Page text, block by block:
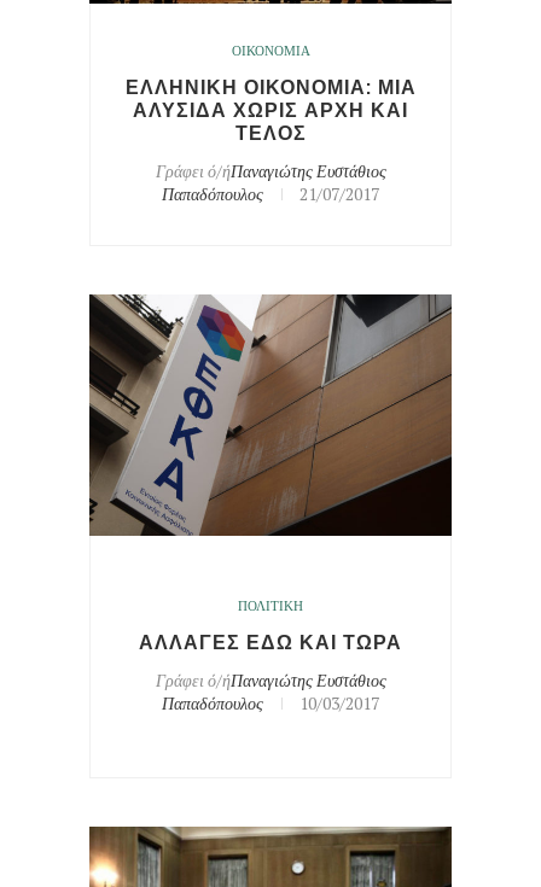
ΟΙΚΟΝΟΜΙΑ
ΕΛΛΗΝΙΚΗ ΟΙΚΟΝΟΜΙΑ: ΜΙΑ
ΑΛΥΣΙΔΑ ΧΩΡΙΣ ΑΡΧΗ ΚΑΙ
ΤΕΛΟΣ
Γράφει ό/ήΠαναγιώτης Ευστάθιος
Παπαδόπουλος
21/07/2017
ΠΟΛΙΤΙΚΗ
ΑΛΛΑΓΕΣ ΕΔΩ ΚΑΙ ΤΩΡΑ
Γράφει ό/ήΠαναγιώτης Ευστάθιος
Παπαδόπουλος
10/03/2017